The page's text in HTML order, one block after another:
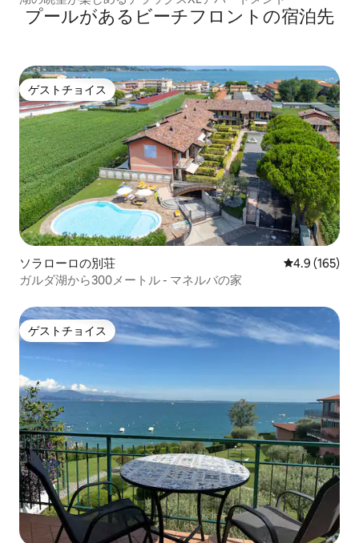
プールがあるビーチフロントの宿泊先
ゲストチョイス
ゲストチョイス
ソラローロの別荘 レビュー165
4.9 (165)
ガルダ湖から300メートル - マネルバの家
ゲストチョイス
ゲストチョイス